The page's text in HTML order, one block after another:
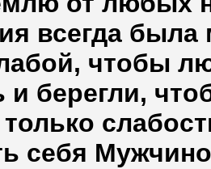
всегда была
чтобы
и берегли,
только
себя